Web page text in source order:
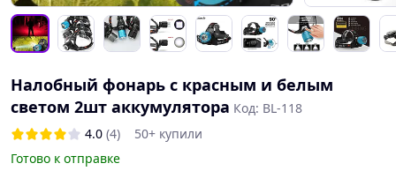
Налобный фонарь с красным и белым
светом 2шт аккумулятора Код: BL-118
4.0 (4)
50+ купили
Готово к отправке